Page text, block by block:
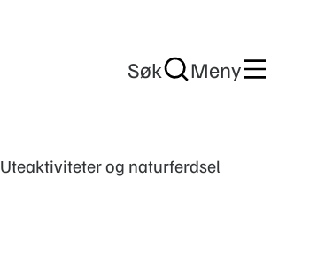
Søk Meny
Uteaktiviteter og naturferdsel